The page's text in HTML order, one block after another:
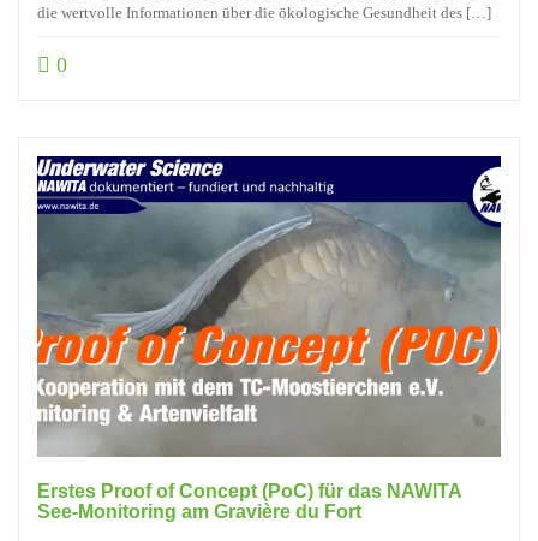
die wertvolle Informationen über die ökologische Gesundheit des […]
0
Erstes Proof of Concept (PoC) für das NAWITA
See-Monitoring am Gravière du Fort